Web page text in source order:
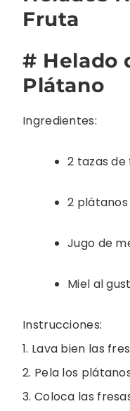
Fruta
# Helado
Plátano
Ingredientes:
2 tazas
2
Jugo de
Miel al
Instrucciones:
1. Lava bien las
2. Pela los
3. Coloca las